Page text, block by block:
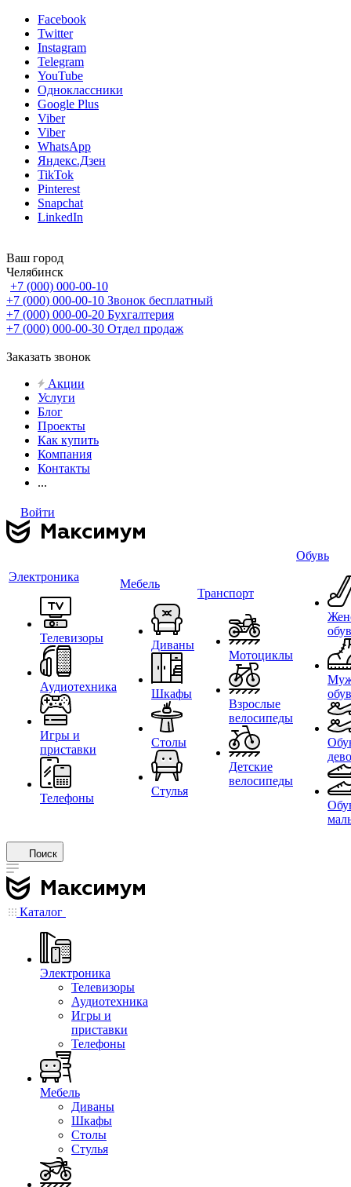
Facebook
Twitter
Instagram
Telegram
YouTube
Одноклассники
Google Plus
Viber
Viber
WhatsApp
Яндекс.Дзен
TikTok
Pinterest
Snapchat
LinkedIn
Ваш город
Челябинск
+7 (000) 000-00-10
+7 (000) 000-00-10 Звонок бесплатный
+7 (000) 000-00-20 Бухгалтерия
+7 (000) 000-00-30 Отдел продаж
Заказать звонок
Акции
Услуги
Блог
Проекты
Как купить
Компания
Контакты
...
Войти
Электроника
Телевизоры
Аудиотехника
Игры и
приставки
Телефоны
Мебель
Диваны
Шкафы
Столы
Стулья
Транспорт
Мотоциклы
Взрослые
велосипеды
Детские
велосипеды
Обувь
Поиск
Каталог
Электроника
Телевизоры
Аудиотехника
Игры и
приставки
Телефоны
Мебель
Диваны
Шкафы
Столы
Стулья